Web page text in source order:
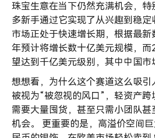
珠宝生意在当下仍然充满机会，
多新手通过它实现了从兴趣到稳
市场正处于快速增长期，根据最
年预计将增长数十亿美元规模，
望达到千亿美元级别，其中中国市
想想看，为什么这个赛道这么吸
被视为“被忽视的风口”，轻资产
需要大量囤货，甚至只需小团队
机会。 更重要的是，高溢价空间